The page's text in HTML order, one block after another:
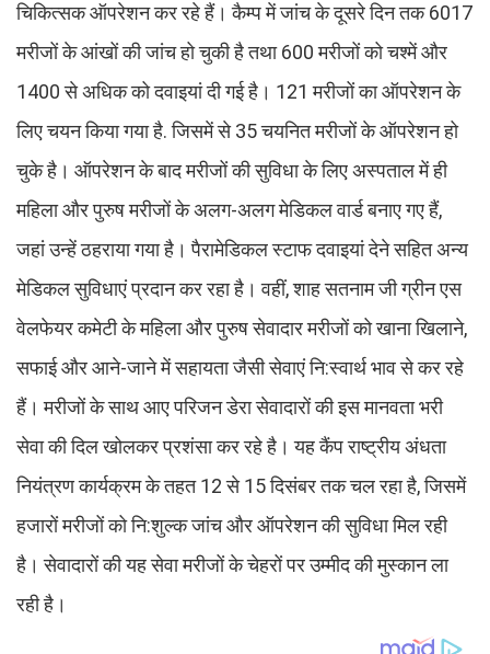
चिकित्सक ऑपरेशन कर रहे हैं। कैम्प में जांच के दूसरे दिन तक 6017
मरीजों के आंखों की जांच हो चुकी है तथा 600 मरीजों को चश्में और
1400 से अधिक को दवाइयां दी गई है। 121 मरीजों का ऑपरेशन के
लिए चयन किया गया है. जिसमें से 35 चयनित मरीजों के ऑपरेशन हो
चुके है। ऑपरेशन के बाद मरीजों की सुविधा के लिए अस्पताल में ही
महिला और पुरुष मरीजों के अलग-अलग मेडिकल वार्ड बनाए गए हैं,
जहां उन्हें ठहराया गया है। पैरामेडिकल स्टाफ दवाइयां देने सहित अन्य
मेडिकल सुविधाएं प्रदान कर रहा है। वहीं, शाह सतनाम जी ग्रीन एस
वेलफेयर कमेटी के महिला और पुरुष सेवादार मरीजों को खाना खिलाने,
सफाई और आने-जाने में सहायता जैसी सेवाएं नि:स्वार्थ भाव से कर रहे
हैं। मरीजों के साथ आए परिजन डेरा सेवादारों की इस मानवता भरी
सेवा की दिल खोलकर प्रशंसा कर रहे है। यह कैंप राष्ट्रीय अंधता
नियंत्रण कार्यक्रम के तहत 12 से 15 दिसंबर तक चल रहा है, जिसमें
हजारों मरीजों को नि:शुल्क जांच और ऑपरेशन की सुविधा मिल रही
है। सेवादारों की यह सेवा मरीजों के चेहरों पर उम्मीद की मुस्कान ला
रही है।